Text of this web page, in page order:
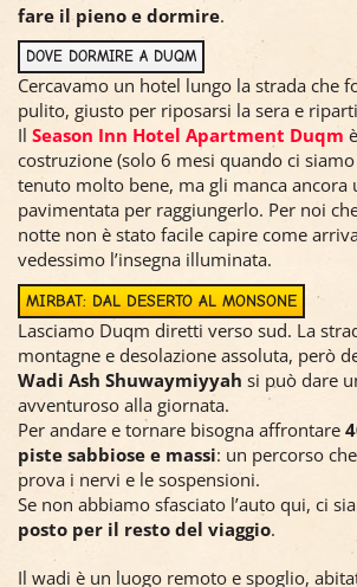
fare il pieno e dormire.
DOVE DORMIRE A DUQM
Cercavamo un hotel lungo la strada che
pulito, giusto per riposarsi la sera e
Il Season Inn Hotel Apartment Duqm
costruzione (solo 6 mesi quando ci
tenuto molto bene, ma gli manca ancora
pavimentata per raggiungerlo. Per noi
notte non è stato facile capire come
vedessimo l’insegna illuminata.
MIRBAT: DAL DESERTO AL MONSONE
Lasciamo Duqm diretti verso sud. La
montagne e desolazione assoluta, però
Wadi Ash Shuwaymiyyah si può dare
avventuroso alla giornata.
Per andare e tornare bisogna affrontare
piste sabbiose e massi: un percorso
prova i nervi e le sospensioni.
Se non abbiamo sfasciato l’auto qui, ci
posto per il resto del viaggio.